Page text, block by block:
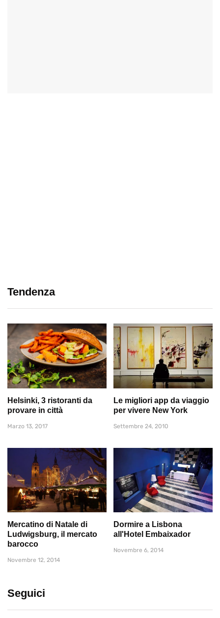
Tendenza
Helsinki, 3 ristoranti da
provare in città
Marzo 13, 2017
Le migliori app da viaggio
per vivere New York
Settembre 24, 2010
Mercatino di Natale di
Ludwigsburg, il mercato
barocco
Novembre 12, 2014
Dormire a Lisbona
all'Hotel Embaixador
Novembre 6, 2014
Seguici